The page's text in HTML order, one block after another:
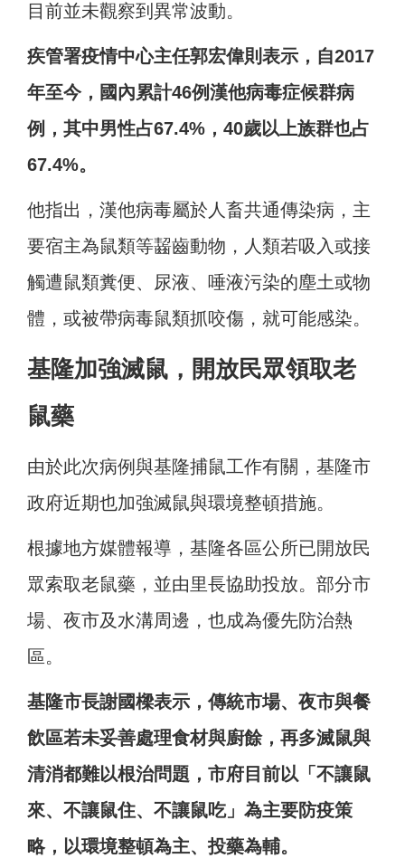
目前並未觀察到異常波動。
疾管署疫情中心主任郭宏偉則表示，自2017
年至今，國內累計46例漢他病毒症候群病
例，其中男性占67.4%，40歲以上族群也占
67.4%。
他指出，漢他病毒屬於人畜共通傳染病，主
要宿主為鼠類等齧齒動物，人類若吸入或接
觸遭鼠類糞便、尿液、唾液污染的塵土或物
體，或被帶病毒鼠類抓咬傷，就可能感染。
基隆加強滅鼠，開放民眾領取老
鼠藥
由於此次病例與基隆捕鼠工作有關，基隆市
政府近期也加強滅鼠與環境整頓措施。
根據地方媒體報導，基隆各區公所已開放民
眾索取老鼠藥，並由里長協助投放。部分市
場、夜市及水溝周邊，也成為優先防治熱
區。
基隆市長謝國樑表示，傳統市場、夜市與餐
飲區若未妥善處理食材與廚餘，再多滅鼠與
清消都難以根治問題，市府目前以「不讓鼠
來、不讓鼠住、不讓鼠吃」為主要防疫策
略，以環境整頓為主、投藥為輔。